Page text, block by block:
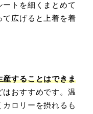
トを細くまとめて
て広げると上着を着
産することはできま
おすすめです。温
ロリーを摂れるも